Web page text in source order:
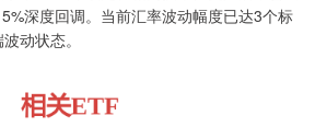
深度回调。当前汇率波动幅度已达3个标
动状态。